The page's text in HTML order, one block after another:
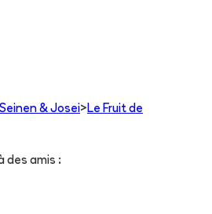
& Josei> Le Fruit de
des amis :